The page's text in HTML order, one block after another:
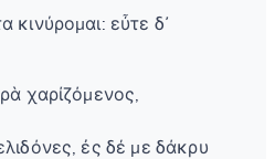
εὖτε δ᾽
χαρίζόμενος,
ἐς δέ με δάκρυ